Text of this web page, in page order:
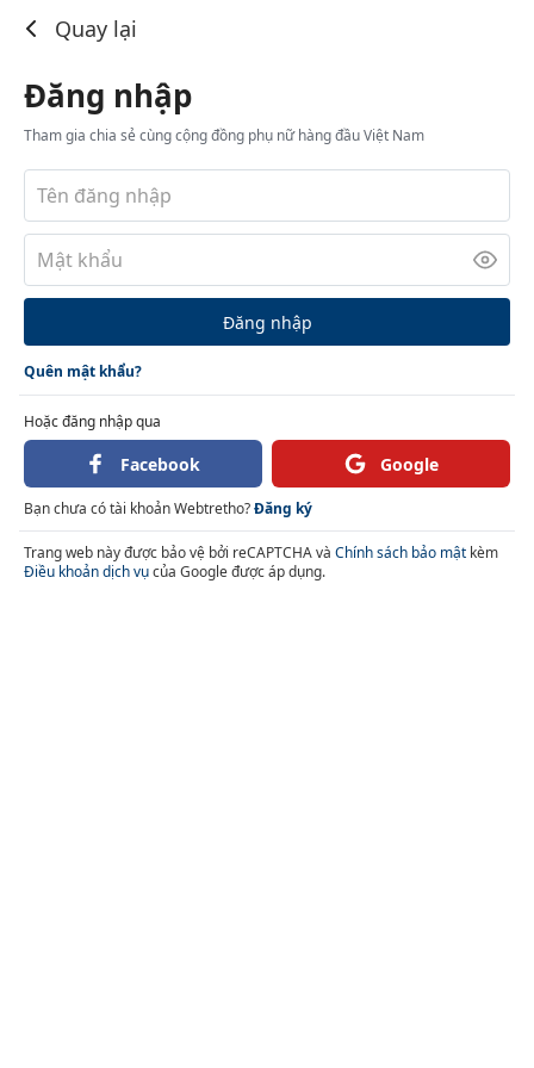
Quay lại
Đăng nhập
Tham gia chia sẻ cùng cộng đồng phụ nữ hàng đầu Việt Nam
Đăng nhập
Quên mật khẩu?
Hoặc đăng nhập qua
Facebook Google
Bạn chưa có tài khoản Webtretho?Đăng ký
Trang web này được bảo vệ bởi reCAPTCHA và Chính sách bảo mật kèm
Điều khoản dịch vụcủa Google được áp dụng.